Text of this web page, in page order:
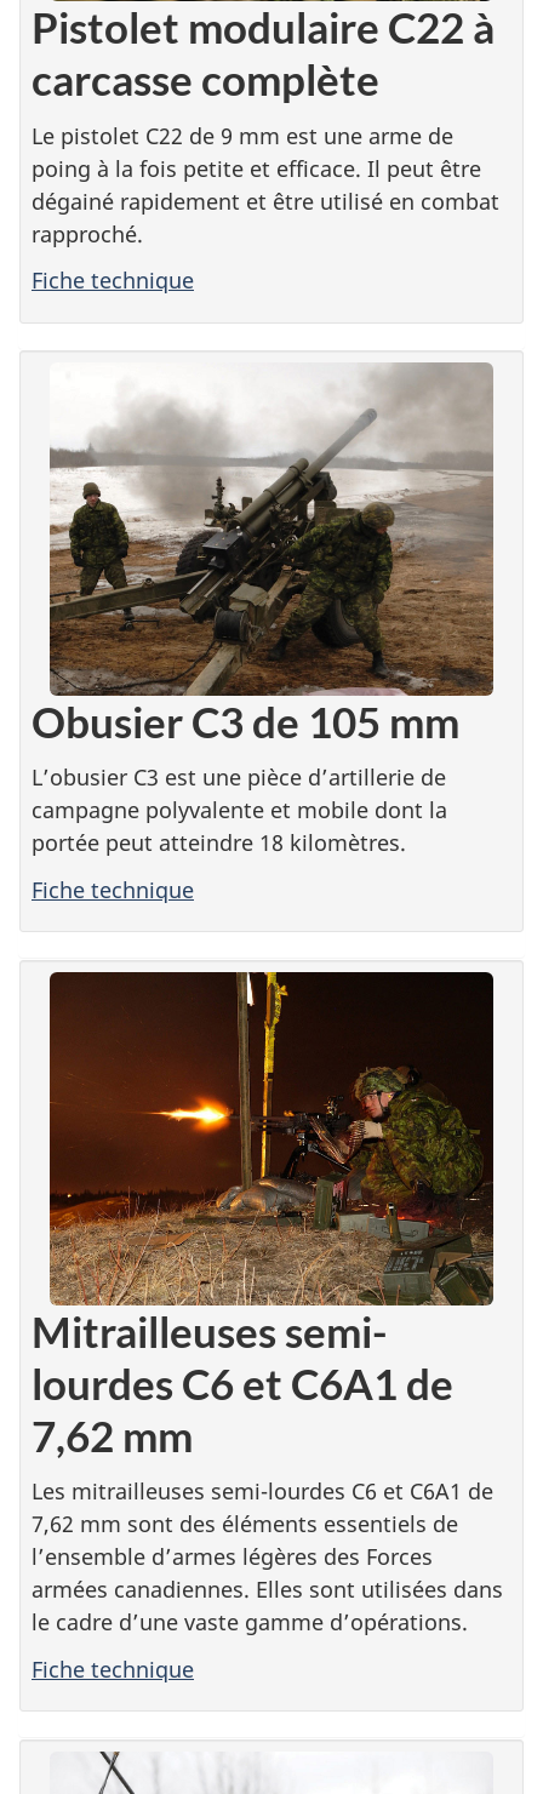
Pistolet modulaire C22 à
carcasse complète
Le pistolet C22 de 9 mm est une arme de
poing à la fois petite et efficace. Il peut être
dégainé rapidement et être utilisé en combat
rapproché.
Fiche technique
Obusier C3 de 105 mm
L’obusier C3 est une pièce d’artillerie de
campagne polyvalente et mobile dont la
portée peut atteindre 18 kilomètres.
Fiche technique
Mitrailleuses semi-
lourdes C6 et C6A1 de
7,62 mm
Les mitrailleuses semi-lourdes C6 et C6A1 de
7,62 mm sont des éléments essentiels de
l’ensemble d’armes légères des Forces
armées canadiennes. Elles sont utilisées dans
le cadre d’une vaste gamme d’opérations.
Fiche technique